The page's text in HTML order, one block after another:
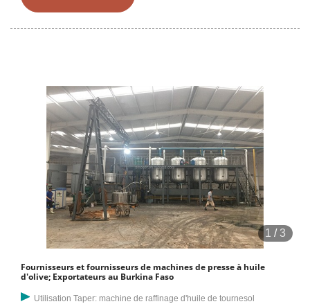
tous les ingrédients actifs de l'huile d'amande, tels que les
1 /3
Fournisseurs et fournisseurs de machines de presse à huile
d'olive; Exportateurs au Burkina Faso
Utilisation Taper: machine de raffinage d'huile de tournesol